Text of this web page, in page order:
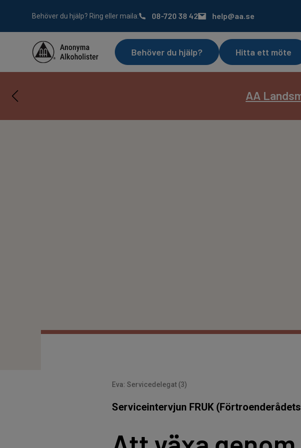
Behöver du hjälp? Ring eller maila: 08-720 38 42 help@aa.se
Behöver du hjälp? Hitta ett möte
AA Läs
Servicekontoret är
Eva: Servicedelegat (3)
Serviceintervjun FRUK